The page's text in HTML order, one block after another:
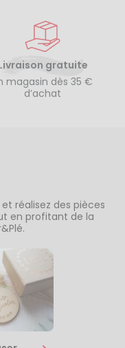
gratuite
magasin dès 35 €
d’achat
réalisez des pièces
en profitant de la